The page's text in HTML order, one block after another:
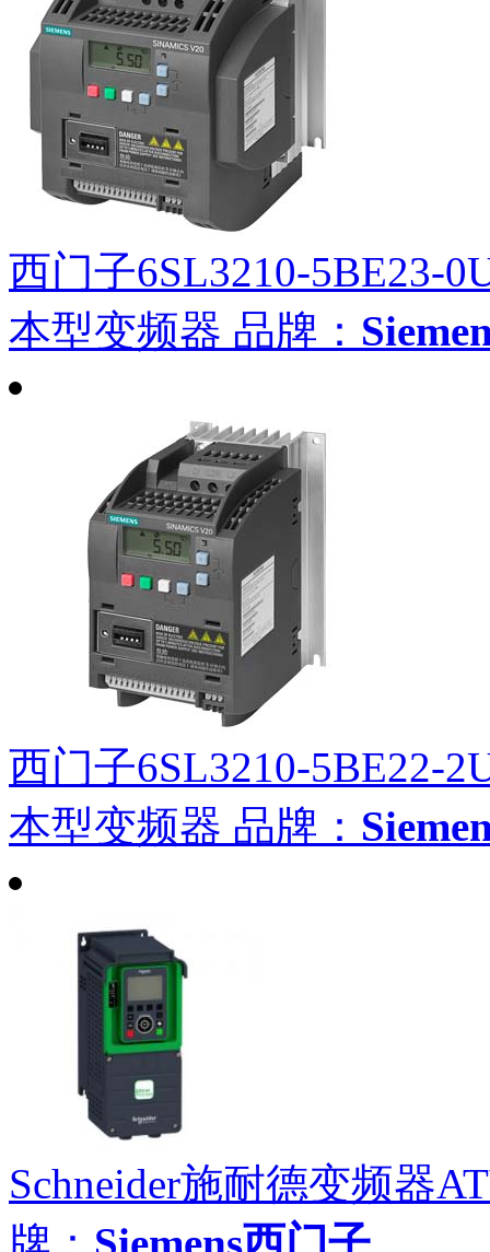
西门子6SL3210-5BE23-
本型变频器 品牌：
西门子6SL3210-5BE22-
本型变频器 品牌：
Schneider施耐德变频器
牌： Siemens西门子